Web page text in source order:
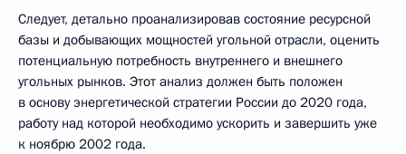
Следует, детально проанализировав состояние ресурсной
базы и добывающих мощностей угольной отрасли, оценить
потенциальную потребность внутреннего и внешнего
угольных рынков. Этот анализ должен быть положен
в основу энергетической стратегии России до 2020 года,
работу над которой необходимо ускорить и завершить уже
к ноябрю 2002 года.